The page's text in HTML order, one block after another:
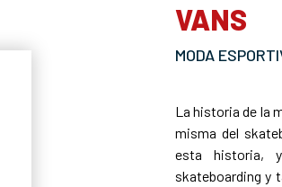
VANS
MODA
La historia de la
misma del
esta historia,
skateboarding y